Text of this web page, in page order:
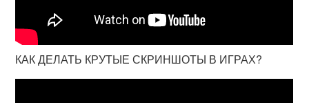
КАК ДЕЛАТЬ КРУТЫЕ СКРИНШОТЫ В ИГРАХ?